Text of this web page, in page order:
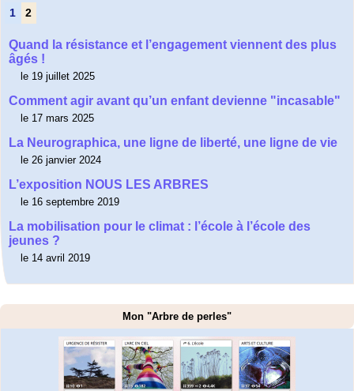
1 2
Quand la résistance et l’engagement viennent des plus
âgés !
le 19 juillet 2025
Comment agir avant qu’un enfant devienne "incasable"
le 17 mars 2025
La Neurographica, une ligne de liberté, une ligne de vie
le 26 janvier 2024
L’exposition NOUS LES ARBRES
le 16 septembre 2019
La mobilisation pour le climat : l’école à l’école des
jeunes ?
le 14 avril 2019
Mon "Arbre de perles"